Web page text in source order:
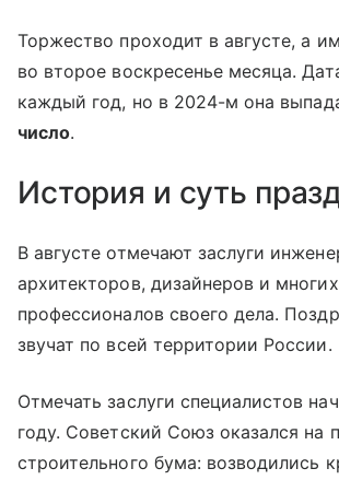
Торжество проходит в августе, а
во второе воскресенье месяца.
каждый год, но в 2024-м она
число.
История и суть
В августе отмечают заслуги
архитекторов, дизайнеров и
профессионалов своего дела.
звучат по всей территории России.
Отмечать заслуги специалистов
году. Советский Союз оказался на
строительного бума: возводились